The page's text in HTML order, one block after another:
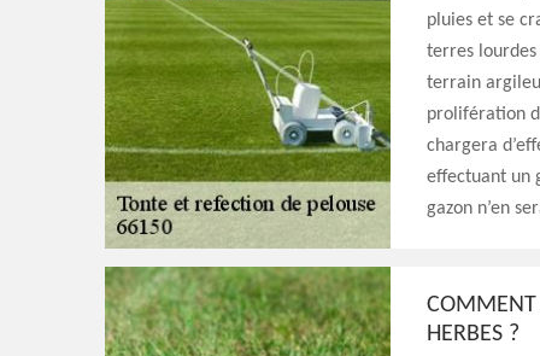
pluies et se
terres lourdes
terrain
prolifération
chargera
effectuant un
gazon n’en
COMMENT
HERBES ?